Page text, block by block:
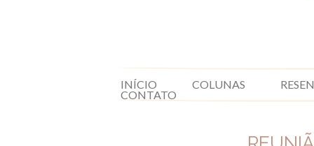
INÍCIO COLUNAS
CONTATO